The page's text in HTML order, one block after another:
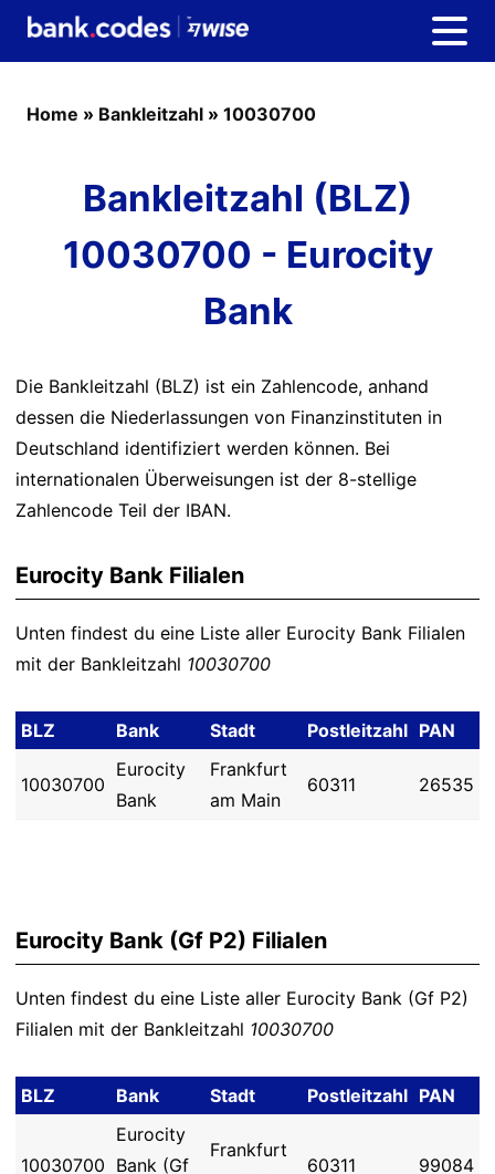
Home » Bankleitzahl » 10030700
Bankleitzahl (BLZ)
10030700 - Eurocity
Bank
Die Bankleitzahl (BLZ) ist ein Zahlencode, anhand
dessen die Niederlassungen von Finanzinstituten in
Deutschland identifiziert werden können. Bei
internationalen Überweisungen ist der 8-stellige
Zahlencode Teil der IBAN.
Eurocity Bank Filialen
Unten findest du eine Liste aller Eurocity Bank Filialen
mit der Bankleitzahl 10030700
BLZ Bank Stadt Postleitzahl PAN
10030700
Eurocity
Bank
Frankfurt
am Main
60311 26535
Eurocity Bank (Gf P2) Filialen
Unten findest du eine Liste aller Eurocity Bank (Gf P2)
Filialen mit der Bankleitzahl 10030700
BLZ Bank Stadt Postleitzahl PAN
10030700
Eurocity
Bank (Gf
Frankfurt
60311 99084